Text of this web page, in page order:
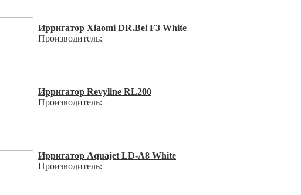
Ирригатор Xiaomi DR.Bei F3 White
Производитель:
Ирригатор Revyline RL200
Производитель:
Ирригатор Aquajet LD-A8 White
Производитель: